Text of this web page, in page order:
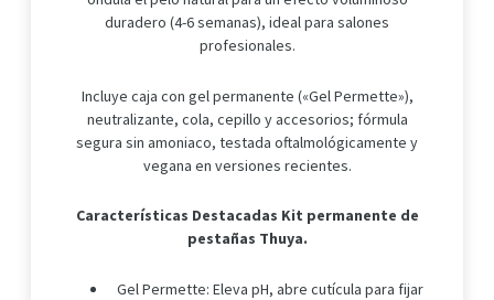
duradero (4-6 semanas), ideal para salones
profesionales.
Incluye caja con gel permanente («Gel Permette»),
neutralizante, cola, cepillo y accesorios; fórmula
segura sin amoniaco, testada oftalmológicamente y
vegana en versiones recientes.
Características Destacadas Kit permanente de
pestañas Thuya.
Gel Permette: Eleva pH, abre cutícula para fijar